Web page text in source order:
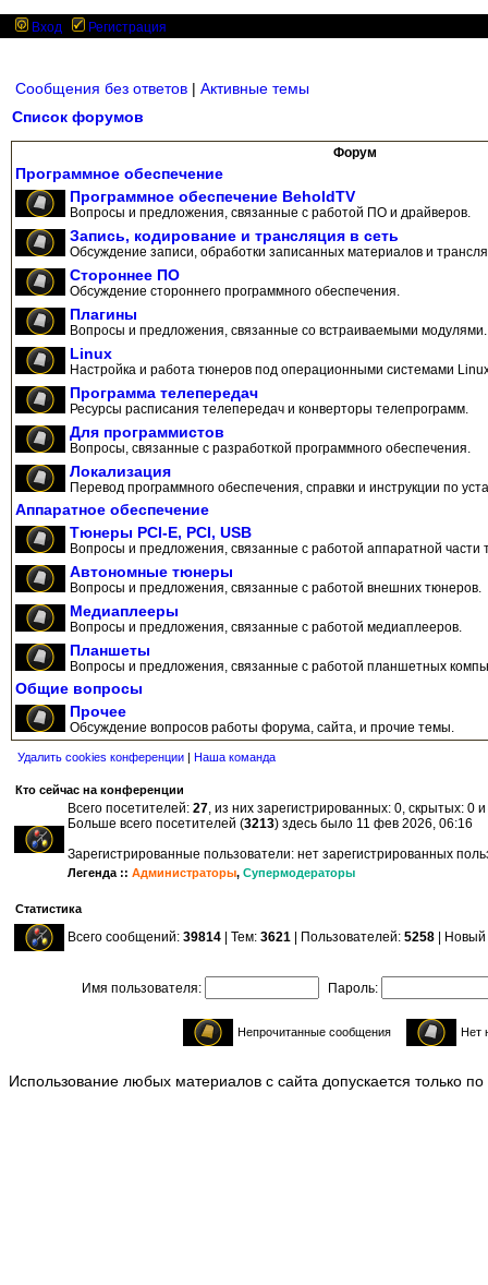
Вход Регистрация
Сообщения без ответов | Активные темы
Список форумов
Форум
Программное обеспечение
Программное обеспечение BeholdTV
Вопросы и предложения, связанные с работой ПО и драйверов.
Запись, кодирование и трансляция в сеть
Обсуждение записи, обработки записанных материалов и
Стороннее ПО
Обсуждение стороннего программного обеспечения.
Плагины
Вопросы и предложения, связанные со встраиваемыми модулями.
Linux
Настройка и работа тюнеров под операционными системами
Программа телепередач
Ресурсы расписания телепередач и конверторы телепрограмм.
Для программистов
Вопросы, связанные с разработкой программного обеспечения.
Локализация
Перевод программного обеспечения, справки и инструкции по
Аппаратное обеспечение
Тюнеры PCI-E, PCI, USB
Вопросы и предложения, связанные с работой аппаратной части
Автономные тюнеры
Вопросы и предложения, связанные с работой внешних тюнеров.
Медиаплееры
Вопросы и предложения, связанные с работой медиаплееров.
Планшеты
Вопросы и предложения, связанные с работой планшетных
Общие вопросы
Прочее
Обсуждение вопросов работы форума, сайта, и прочие темы.
Удалить cookies конференции | Наша команда
Кто сейчас на конференции
Всего посетителей: 27, из них зарегистрированных: 0, скрытых: 0
Больше всего посетителей (3213) здесь было 11 фев 2026, 06:16
Зарегистрированные пользователи: нет зарегистрированных
Легенда :: Администраторы, Супермодераторы
Статистика
Всего сообщений: 39814 | Тем: 3621 | Пользователей: 5258 |
Имя пользователя: Пароль:
Непрочитанные сообщения Нет
Использование любых материалов с сайта допускается только